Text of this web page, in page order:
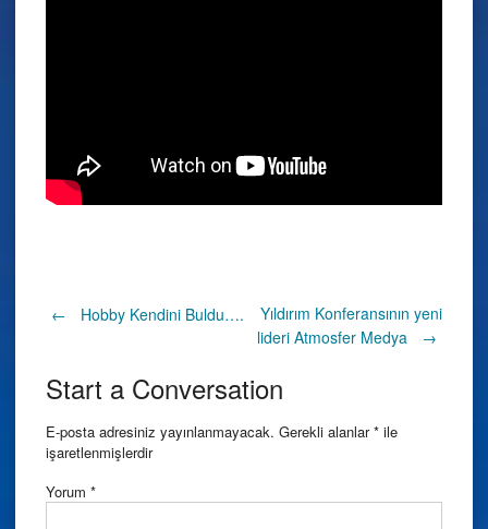
Post
navigation
← Hobby Kendini Buldu….
Yıldırım Konferansının yeni
lideri Atmosfer Medya
→
Start a Conversation
E-posta adresiniz yayınlanmayacak. Gerekli alanlar* ile
işaretlenmişlerdir
Yorum *